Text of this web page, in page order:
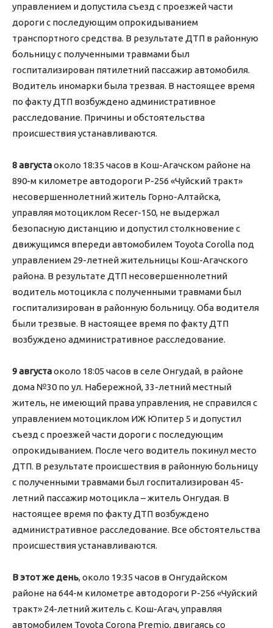
управлением и допустила съезд с проезжей части
дороги с последующим опрокидыванием
транспортного средства. В результате ДТП в районную
больницу с полученными травмами был
госпитализирован пятилетний пассажир автомобиля.
Водитель иномарки была трезвая. В настоящее время
по факту ДТП возбуждено административное
расследование. Причины и обстоятельства
происшествия устанавливаются.
8 августаоколо 18:35 часов в Кош-Агачском районе на
890-м километре автодороги Р-256 «Чуйский тракт»
несовершеннолетний житель Горно-Алтайска,
управляя мотоциклом Recer-150, не выдержал
безопасную дистанцию и допустил столкновение с
движущимся впереди автомобилем Toyota Corolla под
управлением 29-летней жительницы Кош-Агачского
района. В результате ДТП несовершеннолетний
водитель мотоцикла с полученными травмами был
госпитализирован в районную больницу. Оба водителя
были трезвые. В настоящее время по факту ДТП
возбуждено административное расследование.
9 августаоколо 18:05 часов в селе Онгудай, в районе
дома №30 по ул. Набережной, 33-летний местный
житель, не имеющий права управления, не справился с
управлением мотоциклом ИЖ Юпитер 5 и допустил
съезд с проезжей части дороги с последующим
опрокидыванием. После чего водитель покинул место
ДТП. В результате происшествия в районную больницу
с полученными травмами был госпитализирован 45-
летний пассажир мотоцикла – житель Онгудая. В
настоящее время по факту ДТП возбуждено
административное расследование. Все обстоятельства
происшествия устанавливаются.
В этот же день, около 19:35 часов в Онгудайском
районе на 644-м километре автодороги Р-256 «Чуйский
тракт» 24-летний житель с. Кош-Агач, управляя
автомобилем Toyota Corona Premio, двигаясь со